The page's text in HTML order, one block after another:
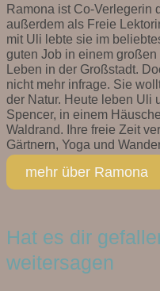
Ramona ist Co-Verlegerin
außerdem als Freie
mit Uli lebte sie im
guten Job in einem
Leben in der Großstadt.
nicht mehr infrage. Sie
der Natur. Heute leben Uli
Spencer, in einem
Waldrand. Ihre freie Zeit
Gärtnern, Yoga und
mehr über Ramona
Hat es dir
weitersagen